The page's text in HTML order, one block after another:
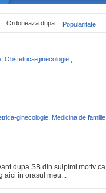
Popularitate
Ordoneaza dupa:
Obstetrica-ginecologie
ginecologie Medicina de familie
dupa SB din suiplml motiv ca
aici in orasul meu...